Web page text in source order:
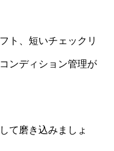
ト、短いチェックリ
ンディション管理が
て磨き込みましょ